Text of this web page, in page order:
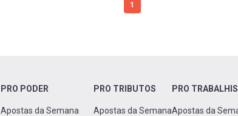
1
PRO PODER
Apostas da Semana
PRO TRIBUTOS
Apostas da Semana
PRO
Apostas da